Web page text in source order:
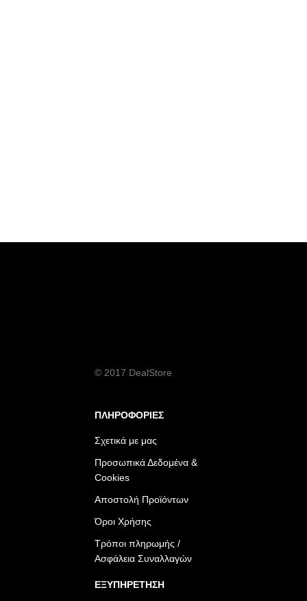
© 2017 DealStore
ΠΛΗΡΟΦΟΡΙΕΣ
Σχετικά με μας
Προσωπικά Δεδομένα &
Cookies
Αποστολή Προϊόντων
Όροι Χρήσης
Τρόποι πληρωμής /
Ασφάλεια Συναλλαγών
ΕΞΥΠΗΡΕΤΗΣΗ